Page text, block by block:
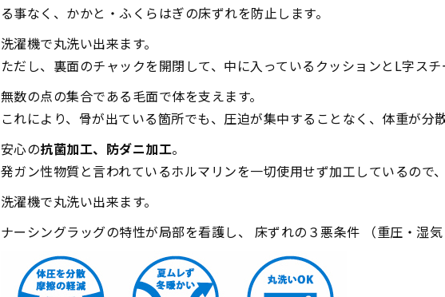
る事なく、かかと・ふくらはぎの床ずれを防止します。
洗濯機で丸洗い出来ます。
ただし、裏面のチャックを開閉して、中に入っているクッションとL字ス
無数の点の集合である毛面で体を支えます。
これにより、骨が出ている箇所でも、圧迫が集中することなく、体重が分
安心の抗菌加工、防ダニ加工。
発ガン性物質と言われているホルマリンを一切使用せず加工しているので
洗濯機で丸洗い出来ます。
ナーシングラッグの特性が局部を看護し、 床ずれの３悪条件 （重圧・湿